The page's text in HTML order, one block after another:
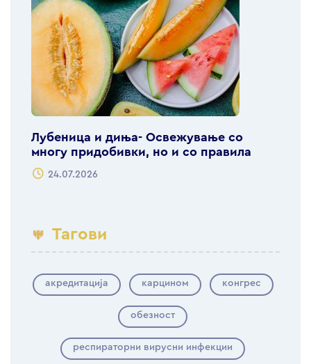
Лубеница и диња- Освежување со
многу придобивки, но и со правила
24.07.2026
Тагови
акредитација карцином конгрес
обезност
респираторни вирусни инфекции